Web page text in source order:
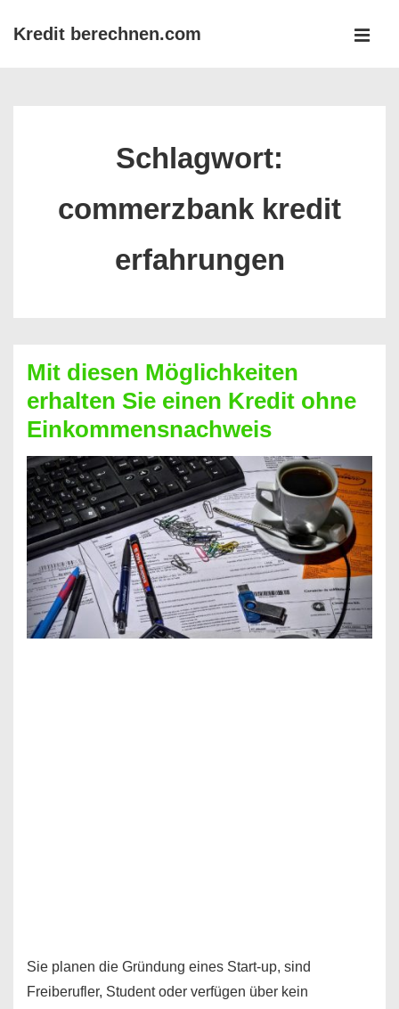
ZumKredit berechnen.com
Schlagwort:
commerzbank kredit
erfahrungen
Mit diesen Möglichkeiten
erhalten Sie einen Kredit ohne
Einkommensnachweis
Sie planen die Gründung eines Start-up, sind
Freiberufler, Student oder verfügen über kein